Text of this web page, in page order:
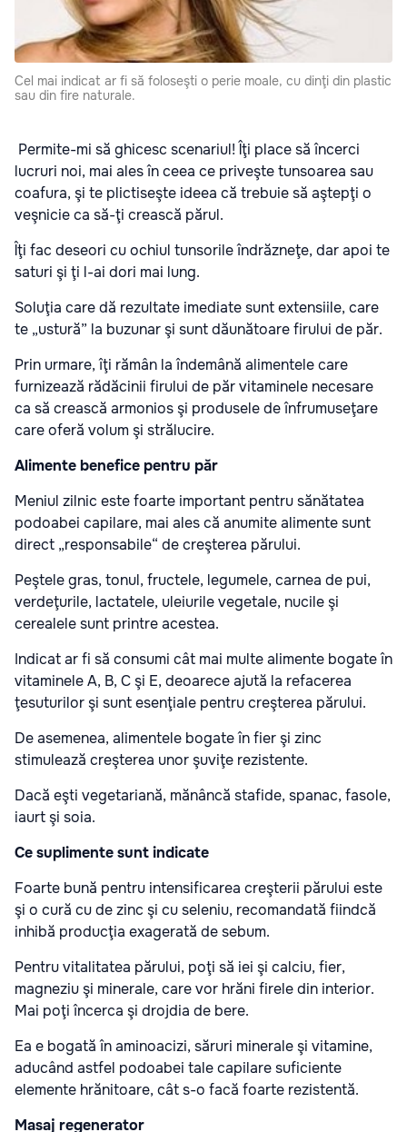
Cel mai indicat ar fi să foloseşti o perie moale, cu dinţi din plastic
sau din fire naturale.
Permite-mi să ghicesc scenariul! Îţi place să încerci
lucruri noi, mai ales în ceea ce priveşte tunsoarea sau
coafura, şi te plictiseşte ideea că trebuie să aştepţi o
veşnicie ca să-ţi crească părul.
Îţi fac deseori cu ochiul tunsorile îndrăzneţe, dar apoi te
saturi şi ţi l-ai dori mai lung.
Soluţia care dă rezultate imediate sunt extensiile, care
te „ustură” la buzunar şi sunt dăunătoare firului de păr.
Prin urmare, îţi rămân la îndemână alimentele care
furnizează rădăcinii firului de păr vitaminele necesare
ca să crească armonios şi produsele de înfrumuseţare
care oferă volum şi strălucire.
Alimente benefice pentru păr
Meniul zilnic este foarte important pentru sănătatea
podoabei capilare, mai ales că anumite alimente sunt
direct „responsabile“ de creşterea părului.
Peştele gras, tonul, fructele, legumele, carnea de pui,
verdeţurile, lactatele, uleiurile vegetale, nucile şi
cerealele sunt printre acestea.
Indicat ar fi să consumi cât mai multe alimente bogate în
vitaminele A, B, C şi E, deoarece ajută la refacerea
ţesuturilor şi sunt esenţiale pentru creşterea părului.
De asemenea, alimentele bogate în fier şi zinc
stimulează creşterea unor şuviţe rezistente.
Dacă eşti vegetariană, mănâncă stafide, spanac, fasole,
iaurt şi soia.
Ce suplimente sunt indicate
Foarte bună pentru intensificarea creşterii părului este
şi o cură cu de zinc şi cu seleniu, recomandată fiindcă
inhibă producţia exagerată de sebum.
Pentru vitalitatea părului, poţi să iei şi calciu, fier,
magneziu şi minerale, care vor hrăni firele din interior.
Mai poţi încerca şi drojdia de bere.
Ea e bogată în aminoacizi, săruri minerale şi vitamine,
aducând astfel podoabei tale capilare suficiente
elemente hrănitoare, cât s-o facă foarte rezistentă.
Masaj regenerator